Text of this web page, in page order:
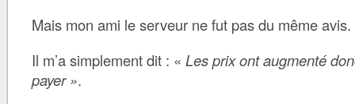
Mais mon ami le serveur ne fut pas du même avis.
Il m’a simplement dit : « Les prix ont augmenté
payer ».